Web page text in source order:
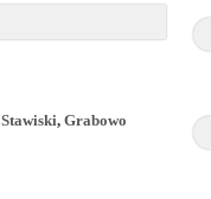
Stawiski, Grabowo